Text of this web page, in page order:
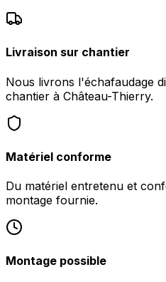
Livraison sur chantier
Nous livrons l'échafaudage
chantier à Château-Thierry.
Matériel conforme
Du matériel entretenu et
montage fournie.
Montage possible